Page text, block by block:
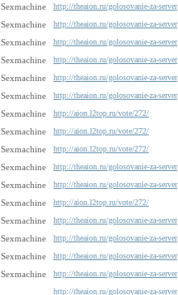
Sexmachine http://theaion.ru/golosovanie-za-server
Sexmachine http://theaion.ru/golosovanie-za-server
Sexmachine http://theaion.ru/golosovanie-za-server
Sexmachine http://theaion.ru/golosovanie-za-server
Sexmachine http://theaion.ru/golosovanie-za-server
Sexmachine http://theaion.ru/golosovanie-za-server
Sexmachine http://aion.l2top.ru/vote/272/
Sexmachine http://aion.l2top.ru/vote/272/
Sexmachine http://aion.l2top.ru/vote/272/
Sexmachine http://theaion.ru/golosovanie-za-server
Sexmachine http://theaion.ru/golosovanie-za-server
Sexmachine http://aion.l2top.ru/vote/272/
Sexmachine http://theaion.ru/golosovanie-za-server
Sexmachine http://theaion.ru/golosovanie-za-server
Sexmachine http://theaion.ru/golosovanie-za-server
Sexmachine http://theaion.ru/golosovanie-za-server
http://theaion.ru/golosovanie-za-server